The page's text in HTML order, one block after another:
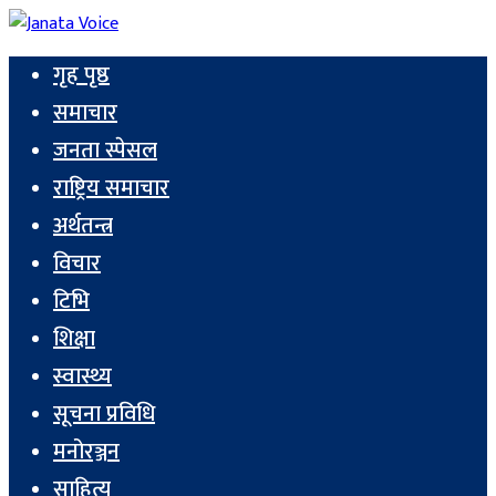
गृह पृष्ठ
समाचार
जनता स्पेसल
राष्ट्रिय समाचार
अर्थतन्त्र
विचार
टिभि
शिक्षा
स्वास्थ्य
सूचना प्रविधि
मनोरञ्जन